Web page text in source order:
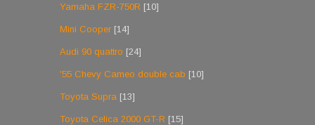
Yamaha FZR-750R [10]
Mini Cooper [14]
Audi 90 quattro [24]
'55 Chevy Cameo double cab [10]
Toyota Supra [13]
Toyota Celica 2000 GT-R [15]